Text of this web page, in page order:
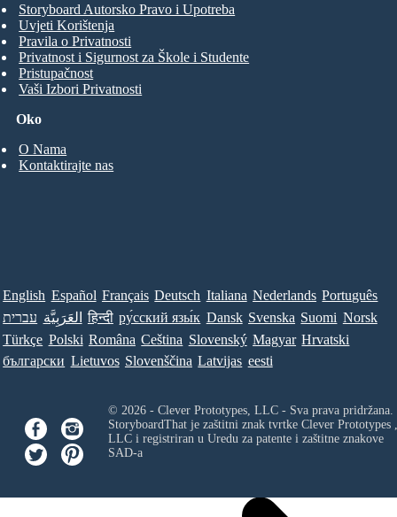
Oko
O Nama
Kontaktirajte nas
Storyboard Autorsko Pravo i Upotreba
Uvjeti Korištenja
Pravila o Privatnosti
Privatnost i Sigurnost za Škole i Studente
Pristupačnost
Vaši Izbori Privatnosti
English Español Français Deutsch Italiana Nederlands Português
עברית العَرَبِيَّة हिन्दी ру́сский язы́к Dansk Svenska Suomi Norsk
Türkçe Polski Româna Ceština Slovenský Magyar Hrvatski
български Lietuvos Slovenščina Latvijas eesti
© 2026 - Clever Prototypes, LLC - Sva prava pridržana.
StoryboardThat je zaštitni znak tvrtke Clever Prototypes ,
LLCi registriran u Uredu za patente i zaštitne znakove
SAD-a